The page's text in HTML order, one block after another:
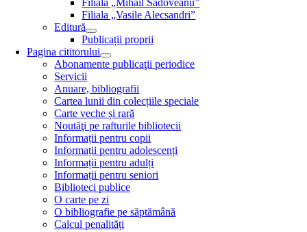
Filiala „Mihail Sadoveanu”
Filiala „Vasile Alecsandri”
Editură
Publicații proprii
Pagina cititorului
Abonamente publicaţii periodice
Servicii
Anuare, bibliografii
Cartea lunii din colecțiile speciale
Carte veche și rară
Noutăţi pe rafturile bibliotecii
Informații pentru copii
Informații pentru adolescenți
Informații pentru adulți
Informații pentru seniori
Biblioteci publice
O carte pe zi
O bibliografie pe săptămână
Calcul penalități